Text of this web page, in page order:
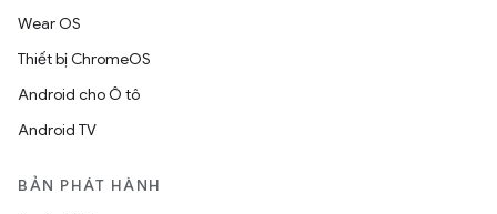
Wear OS
Thiết bị ChromeOS
Android cho Ô tô
Android TV
BẢN PHÁT HÀNH